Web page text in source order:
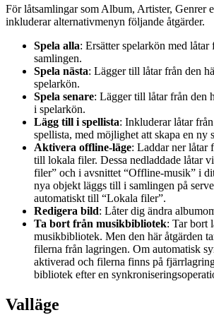
För låtsamlingar som Album, Artister, Genrer
inkluderar alternativmenyn följande åtgärder.
Spela alla: Ersätter spelarkön med låtar
samlingen.
Spela nästa: Lägger till låtar från den
spelarkön.
Spela senare: Lägger till låtar från den
i spelarkön.
Lägg till i spellista: Inkluderar låtar
spellista, med möjlighet att skapa en ny
Aktivera offline-läge: Laddar ner låtar
till lokala filer. Dessa nedladdade låtar
filer” och i avsnittet “Offline-musik” i
nya objekt läggs till i samlingen på
automatiskt till “Lokala filer”.
Redigera bild: Låter dig ändra
Ta bort från musikbibliotek: Tar bort
musikbibliotek. Men den här åtgärden
filerna från lagringen. Om automatisk
aktiverad och filerna finns på
bibliotek efter en
Valläge